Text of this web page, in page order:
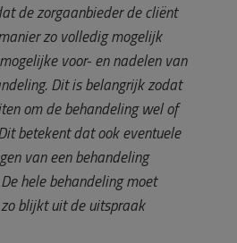
de zorgaanbieder de cliënt
zo volledig mogelijk
voor- en nadelen van
Dit is belangrijk zodat
om de behandeling wel of
betekent dat ook eventuele
van een behandeling
hele behandeling moet
blijkt uit de uitspraak